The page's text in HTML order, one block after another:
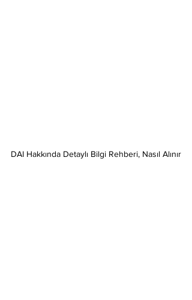
DAI Hakkında Detaylı Bilgi Rehberi, Nasıl Alınır